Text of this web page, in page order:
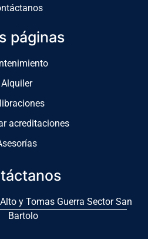
páginas
Alquiler
acreditaciones
y Tomas Guerra Sector San
Bartolo